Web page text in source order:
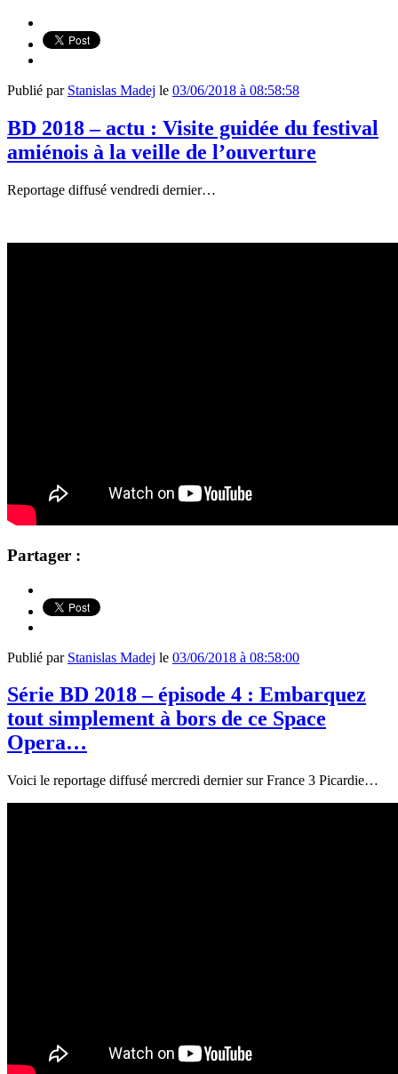
Publié par Stanislas Madej le 03/06/2018 à 08:58:58
BD 2018 – actu : Visite guidée du festival
amiénois à la veille de l’ouverture
Reportage diffusé vendredi dernier…
Partager :
Publié par Stanislas Madej le 03/06/2018 à 08:58:00
Série BD 2018 – épisode 4 : Embarquez
tout simplement à bors de ce Space
Opera…
Voici le reportage diffusé mercredi dernier sur France 3 Picardie…